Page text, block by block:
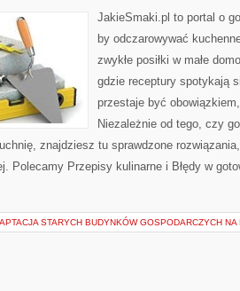
JakieSmaki.pl to portal o
by odczarowywać
zwykłe posiłki w małe
gdzie receptury spotykają
przestaje być
Niezależnie od tego, czy
znajdziesz tu sprawdzone
Polecamy Przepisy kulinarne i Błędy w
STARYCH BUDYNKÓW GOSPODARCZYCH